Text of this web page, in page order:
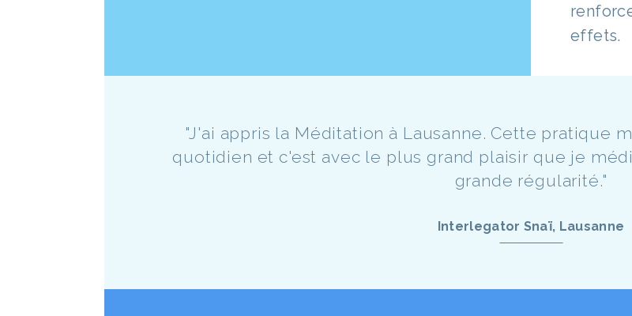
effets.
"J'ai appris la Méditation à Lausanne. Cette pratique
quotidien et c'est avec le plus grand plaisir que je
grande régularité."
Interlegator Snaï, Lausanne